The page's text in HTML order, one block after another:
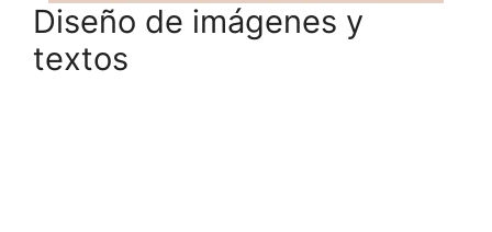
Diseño de imágenes y
textos